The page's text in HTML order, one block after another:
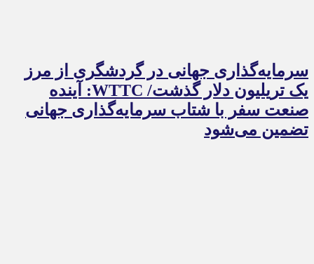
سرمایه‌گذاری جهانی در گردشگری از مرز
یک تریلیون دلار گذشت/ WTTC: آینده
صنعت سفر با شتاب سرمایه‌گذاری جهانی
تضمین می‌شود